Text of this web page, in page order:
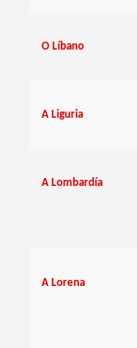
O Líbano
A Liguria
A Lombardía
A Lorena